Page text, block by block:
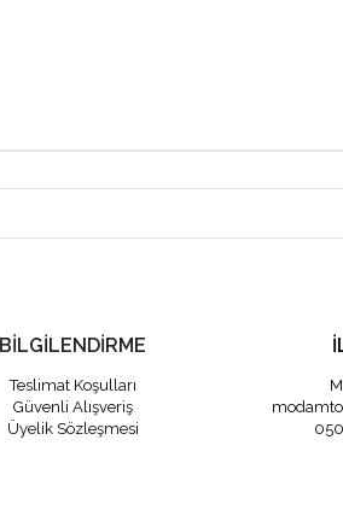
BİLGİLENDİRME
Teslimat Koşulları
Güvenli Alışveriş
Üyelik Sözleşmesi